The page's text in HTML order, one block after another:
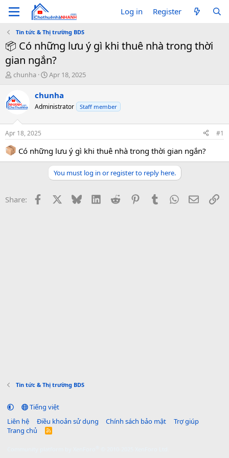
Log in Register
Tin tức & Thị trường BDS
📦 Có những lưu ý gì khi thuê nhà trong thời
gian ngắn?
T
e
a
d
t
a
r
chunha
S
a
r
t
t
e
Apr 18, 2025
chunha
Administrator Staff member
Apr 18, 2025 #1
Có những lưu ý gì khi thuê nhà trong thời gian ngắn?
You must log in or register to reply here.
Share: Facebook Bluesky LinkedInReddit PinterestTumblrWhatsApp
Email
Tin tức & Thị trường BDS
Tiếng việt
Liên hệ
Điều khoản sử dụng Chính sách bảo mật
Trợ giúp
Trang chủ
R